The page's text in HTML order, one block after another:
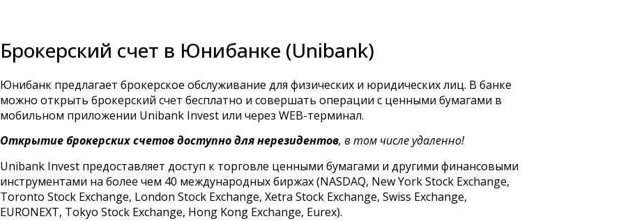
Брокерский счет в Юнибанке (Unibank)
Юнибанк предлагает брокерское обслуживание для физических и юридических лиц. В банке
можно открыть брокерский счет бесплатно и совершать операции с ценными бумагами в
мобильном приложении Unibank Invest или через WEB-терминал.
Открытие брокерских счетов доступнодля нерезидентов, в том числе удаленно!
Unibank Invest предоставляет доступ к торговле ценными бумагами и другими финансовыми
инструментами на более чем 40 международных биржах (NASDAQ, New York Stock Exchange,
Toronto Stock Exchange, London Stock Exchange, Xetra Stock Exchange, Swiss Exchange,
EURONEXT, Tokyo Stock Exchange, Hong Kong Exchange, Eurex).